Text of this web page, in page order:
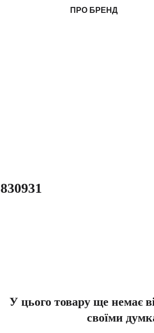
ПРО БРЕНД
У цього товару ще немає
своїми